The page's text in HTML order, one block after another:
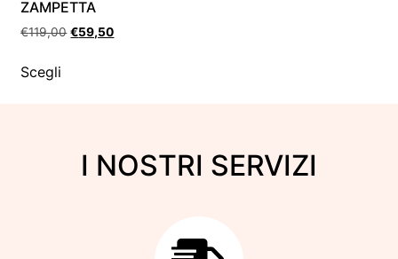
ZAMPETTA
€119,00 €59,50
Scegli
I NOSTRI SERVIZI